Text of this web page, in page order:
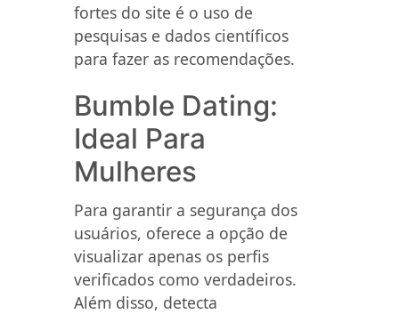
fortes do site é o uso de
pesquisas e dados científicos
para fazer as recomendações.
Bumble Dating:
Ideal Para
Mulheres
Para garantir a segurança dos
usuários, oferece a opção de
visualizar apenas os perfis
verificados como verdadeiros.
Além disso, detecta